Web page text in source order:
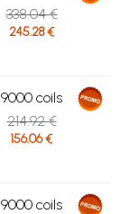
338.04 €
245.28 €
9000 coils
214.92 €
156.06 €
9000 coils